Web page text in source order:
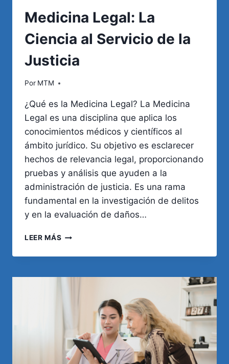
Medicina Legal: La
Ciencia al Servicio de la
Justicia
Por MTM
¿Qué es la Medicina Legal? La Medicina
Legal es una disciplina que aplica los
conocimientos médicos y científicos al
ámbito jurídico. Su objetivo es esclarecer
hechos de relevancia legal, proporcionando
pruebas y análisis que ayuden a la
administración de justicia. Es una rama
fundamental en la investigación de delitos
y en la evaluación de daños…
LEER MÁS MEDICINA
LA
AL